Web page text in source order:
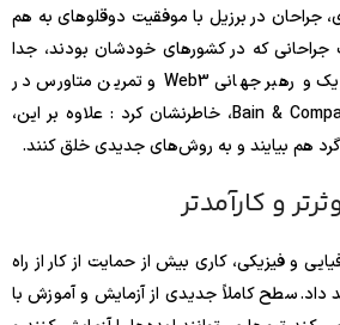
در برزیل با موفقیت دوقلوهای به هم
جراحانی که در کشورهای خودشان بودند، جدا
کردند. توماس اولسن، شریک و رهبر جهانی Web3 و تمرین متاورس در
شرکت مشاوره مدیریت Bain & Company، خاطرنشان کرد : علاوه بر این،
گرد هم بیایند و به روش‌های جدیدی خلق کنند.
و کارآمدتر
و فیزیکی، کاری بیش از حمایت از کار از راه
داد. سطح کاملاً جدیدی از آزمایش و آموزش با